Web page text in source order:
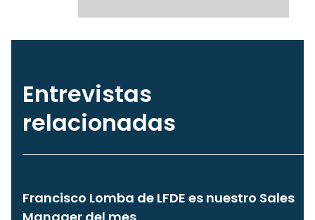
Entrevistas
relacionadas
Francisco Lomba de LFDE es nuestro Sales